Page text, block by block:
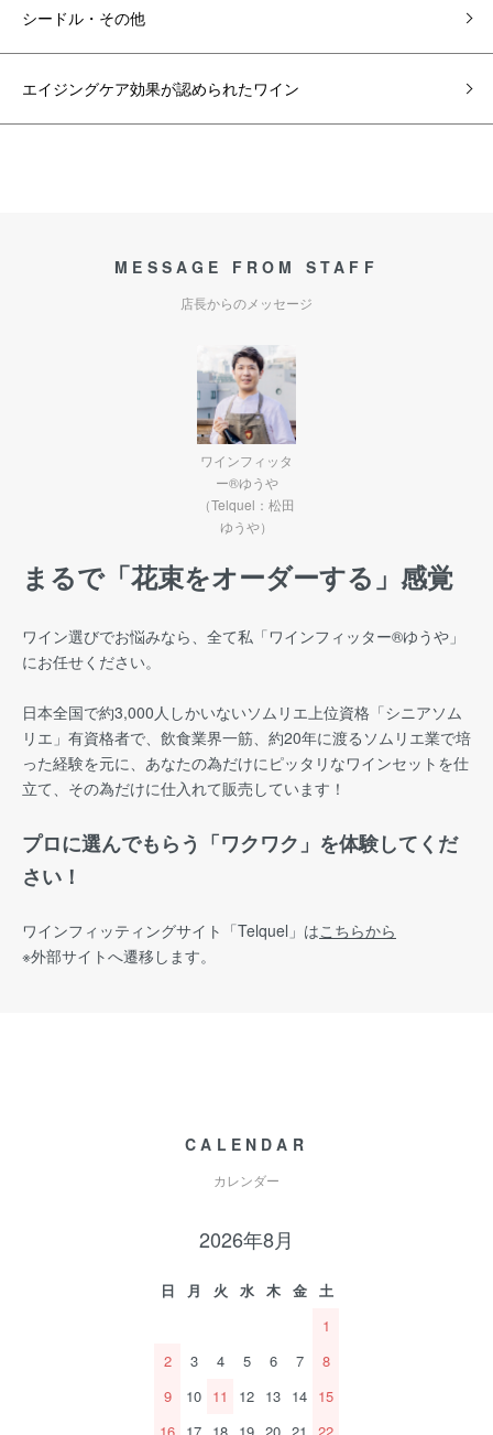
シードル・その他
エイジングケア効果が認められたワイン
MESSAGE FROM STAFF
店長からのメッセージ
ワインフィッタ
ー®ゆうや
（Telquel：松田
ゆうや）
まるで「花束をオーダーする」感覚
ワイン選びでお悩みなら、全て私「ワインフィッター®︎ゆうや」
にお任せください。
日本全国で約3,000人しかいないソムリエ上位資格「シニアソム
リエ」有資格者で、飲食業界一筋、約20年に渡るソムリエ業で培
った経験を元に、あなたの為だけにピッタリなワインセットを仕
立て、その為だけに仕入れて販売しています！
プロに選んでもらう「ワクワク」を体験してくだ
さい！
ワインフィッティングサイト 「Telquel」はこちらから
※外部サイトへ遷移します。
CALENDAR
カレンダー
2026年8月
日 月 火 水 木 金
土
1
2
3 4 5 6 7
8
9
10 11 12 13 14 15